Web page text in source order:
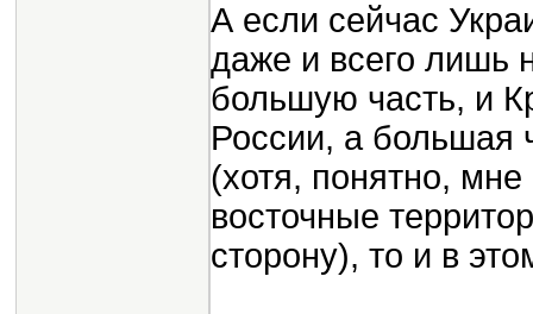
А если сейчас
даже и всего лишь
большую часть, и
России, а большая
(хотя, понятно,
восточные
сторону), то и в